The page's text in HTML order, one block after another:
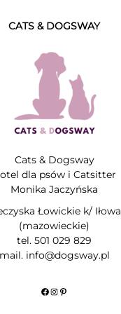
CATS & DOGSWAY
Cats & Dogsway
dla psów i Catsitter
Monika Jaczyńska
Łowickie k/ Iłowa
(mazowieckie)
tel. 501 029 829
info@dogsway.pl
Facebook
Instagram
Pinterest